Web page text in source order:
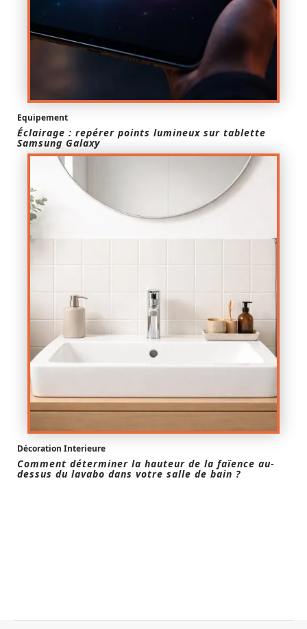
Equipement
Éclairage : repérer points lumineux sur tablette
Samsung Galaxy
Décoration Interieure
Comment déterminer la hauteur de la faïence au-
dessus du lavabo dans votre salle de bain ?